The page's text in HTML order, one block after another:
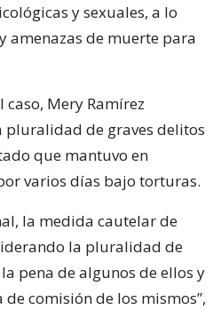
y sexuales, a lo
amenazas de muerte para
Mery Ramírez
pluralidad de graves delitos
que mantuvo en
varios días bajo torturas.
la medida cautelar de
la pluralidad de
pena de algunos de ellos y
comisión de los mismos”,